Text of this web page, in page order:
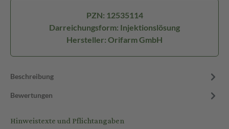
PZN: 12535114
Darreichungsform: Injektionslösung
Hersteller: Orifarm GmbH
Beschreibung
Bewertungen
Hinweistexte und Pflichtangaben